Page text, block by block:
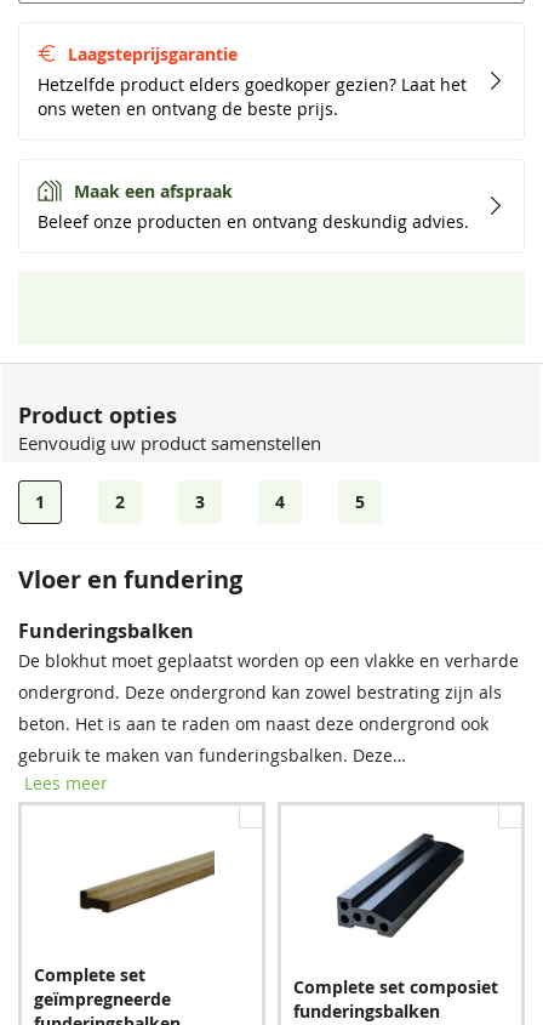
Laagsteprijsgarantie
Hetzelfde product elders goedkoper gezien? Laat het
ons weten en ontvang de beste prijs.
Maak een afspraak
Beleef onze producten en ontvang deskundig advies.
Product opties
Eenvoudig uw product samenstellen
1 2 3 4 5
Vloer en fundering
Tegen een meerprijs kunt u EPDM mee laten leveren. Bij het
pakket worden lijm en handschoenen geleverd. Inclusief
montagehandleiding.
Funderingsbalken
De blokhut moet geplaatst worden op een vlakke en verharde
ondergrond. Deze ondergrond kan zowel bestrating zijn als
beton. Het is aan te raden om naast deze ondergrond ook
gebruik te maken van funderingsbalken. Deze
funderingsbalken moeten onder de onderste wandlagen van
rechtstreeks in het regenwater komt te staan. De blokhut
wordt door de funderingsbalken beschermd tegen vocht en
schimmel, en de levensduur wordt verlengd. Wij raden u dan
ook ten zeerste aan één van de complete sets bij te bestellen.
Lees meer
Complete set
geïmpregneerde
Complete set composiet
funderingsbalken